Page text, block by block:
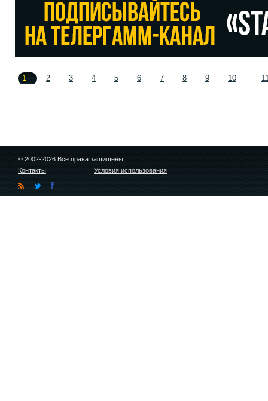
1 2 3 4 5 6 7 8 9 10
© 2002-2026 Все права защищены
Контакты
Условия использования